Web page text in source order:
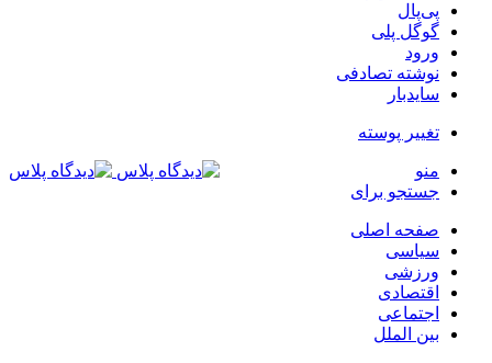
پی‌پال
گوگل پلی
ورود
نوشته تصادفی
سایدبار
تغییر پوسته
منو
جستجو برای
صفحه اصلی
سیاسی
ورزشی
اقتصادی
اجتماعی
بین الملل